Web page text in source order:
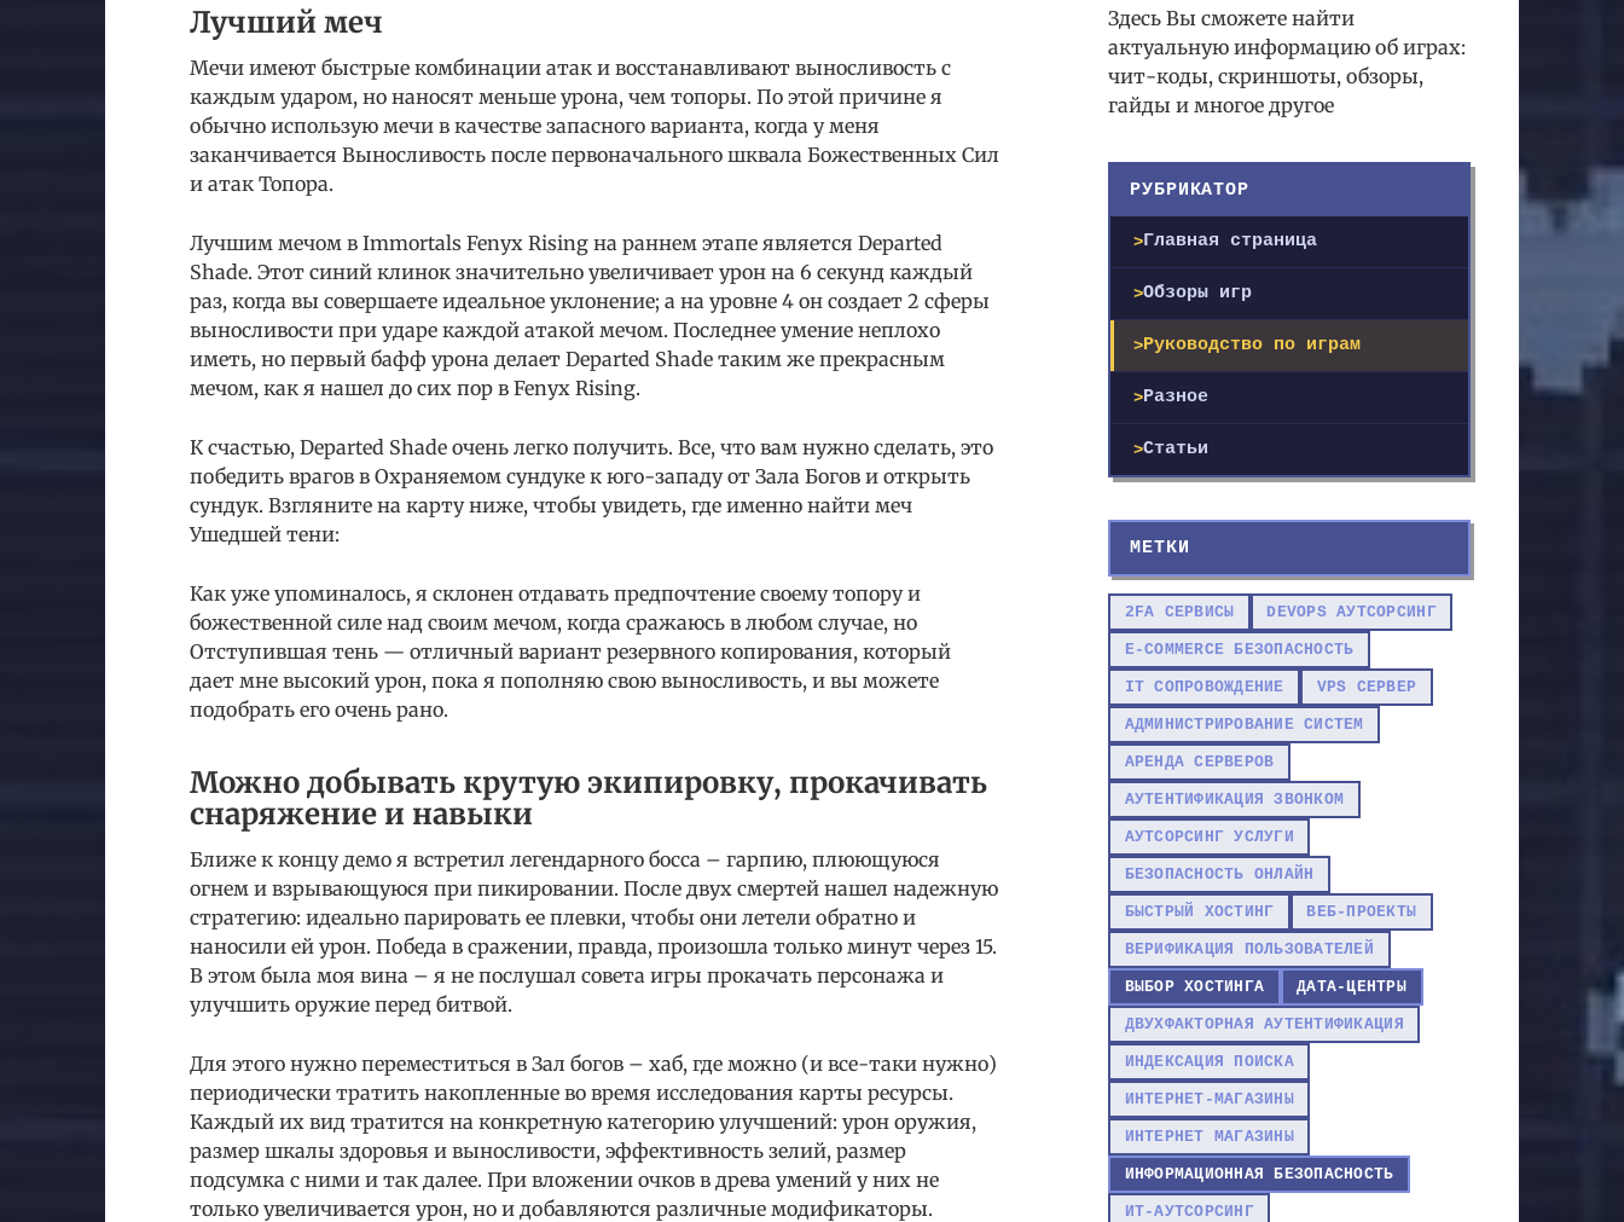
Лучший меч
Мечи имеют быстрые комбинации атак и восстанавливают выносливость с
каждым ударом, но наносят меньше урона, чем топоры. По этой причине я
обычно использую мечи в качестве запасного варианта, когда у меня
заканчивается Выносливость после первоначального шквала Божественных Сил
и атак Топора.
Лучшим мечом в Immortals Fenyx Rising на раннем этапе является Departed
Shade. Этот синий клинок значительно увеличивает урон на 6 секунд каждый
раз, когда вы совершаете идеальное уклонение; а на уровне 4 он создает 2 сферы
выносливости при ударе каждой атакой мечом. Последнее умение неплохо
иметь, но первый бафф урона делает Departed Shade таким же прекрасным
мечом, как я нашел до сих пор в Fenyx Rising.
К счастью, Departed Shade очень легко получить. Все, что вам нужно сделать, это
победить врагов в Охраняемом сундуке к юго-западу от Зала Богов и открыть
сундук. Взгляните на карту ниже, чтобы увидеть, где именно найти меч
Ушедшей тени:
Как уже упоминалось, я склонен отдавать предпочтение своему топору и
божественной силе над своим мечом, когда сражаюсь в любом случае, но
Отступившая тень — отличный вариант резервного копирования, который
дает мне высокий урон, пока я пополняю свою выносливость, и вы можете
подобрать его очень рано.
Можно добывать крутую экипировку, прокачивать
снаряжение и навыки
Ближе к концу демо я встретил легендарного босса – гарпию, плюющуюся
огнем и взрывающуюся при пикировании. После двух смертей нашел надежную
стратегию: идеально парировать ее плевки, чтобы они летели обратно и
наносили ей урон. Победа в сражении, правда, произошла только минут через 15.
В этом была моя вина – я не послушал совета игры прокачать персонажа и
улучшить оружие перед битвой.
Для этого нужно переместиться в Зал богов – хаб, где можно (и все-таки нужно)
периодически тратить накопленные во время исследования карты ресурсы.
Каждый их вид тратится на конкретную категорию улучшений: урон оружия,
размер шкалы здоровья и выносливости, эффективность зелий, размер
подсумка с ними и так далее. При вложении очков в древа умений у них не
только увеличивается урон, но и добавляются различные модификаторы.
Здесь Вы сможете найти
актуальную информацию об играх:
чит-коды, скриншоты, обзоры,
гайды и многое другое
РУБРИКАТОР
Главная страница
Обзоры игр
Руководство по играм
Разное
Статьи
МЕТКИ
2FA СЕРВИСЫ DEVOPS АУТСОРСИНГ
E-COMMERCE БЕЗОПАСНОСТЬ
IT СОПРОВОЖДЕНИЕ VPS СЕРВЕР
АДМИНИСТРИРОВАНИЕ СИСТЕМ
АРЕНДА СЕРВЕРОВ
АУТЕНТИФИКАЦИЯ ЗВОНКОМ
АУТСОРСИНГ УСЛУГИ
БЕЗОПАСНОСТЬ ОНЛАЙН
БЫСТРЫЙ ХОСТИНГ ВЕБ-ПРОЕКТЫ
ВЕРИФИКАЦИЯ ПОЛЬЗОВАТЕЛЕЙ
ВЫБОР ХОСТИНГА ДАТА-ЦЕНТРЫ
ДВУХФАКТОРНАЯ АУТЕНТИФИКАЦИЯ
ИНДЕКСАЦИЯ ПОИСКА
ИНТЕРНЕТ-МАГАЗИНЫ
ИНТЕРНЕТ МАГАЗИНЫ
ИНФОРМАЦИОННАЯ БЕЗОПАСНОСТЬ
ИТ-АУТСОРСИНГ